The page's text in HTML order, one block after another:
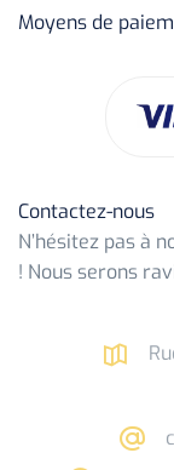
Moyens de
Contactez-nous
N’hésitez pas à
! Nous serons